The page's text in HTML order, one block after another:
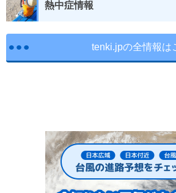
熱中症情報
tenki.jpの全情報は